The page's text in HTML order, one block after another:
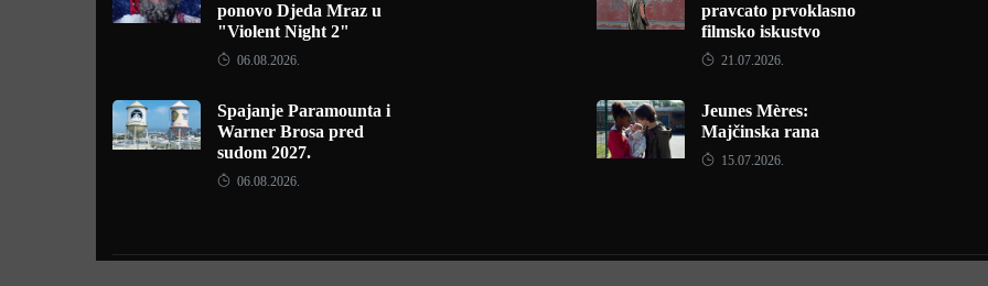
ponovo Djeda Mraz u
"Violent Night 2"
06.08.2026.
Spajanje Paramounta i
Warner Brosa pred
sudom 2027.
06.08.2026.
pravcato prvoklasno
filmsko iskustvo
21.07.2026.
Jeunes Mères:
Majčinska rana
15.07.2026.